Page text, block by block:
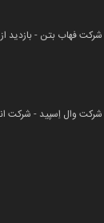
شرکت فهاب بتن - بازدید
شرکت وال اِسپید - شرکت